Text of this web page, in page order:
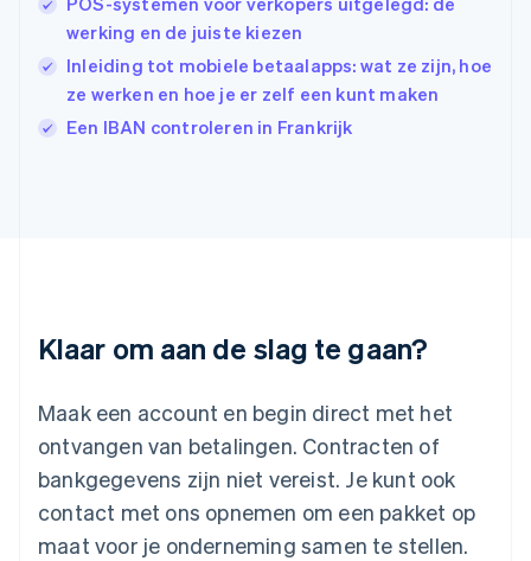
werking en de juiste kiezen
Inleiding tot mobiele betaalapps: wat ze zijn, hoe
ze werken en hoe je er zelf een kunt maken
Een IBAN controleren in Frankrijk
Klaar om aan de slag te gaan?
Maak een account en begin direct met het
ontvangen van betalingen. Contracten of
bankgegevens zijn niet vereist. Je kunt ook
contact met ons opnemen om een pakket op
maat voor je onderneming samen te stellen.
English
Italië
ItalianoEnglish
Japan
Kroatië
FrançaisDeutschEnglish
English
Malta
English
Mexico
Nederland
NederlandsEnglish